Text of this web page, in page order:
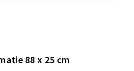
88 x 25 cm